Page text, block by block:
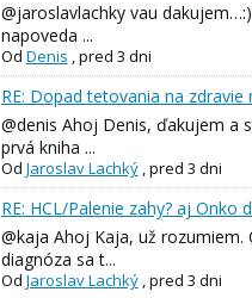
@jaroslavlachky vau
napoveda ...
Od Denis ,pred 3 dni
RE: Dopad tetovania na zdravie
@denis Ahoj Denis, ďakujem a
prvá kniha ...
Od Jaroslav Lachký,pred 3 dni
RE: HCL/Palenie zahy? aj Onko
@kaja Ahoj Kaja, už rozumiem.
diagnóza sa t...
Od Jaroslav Lachký,pred 3 dni